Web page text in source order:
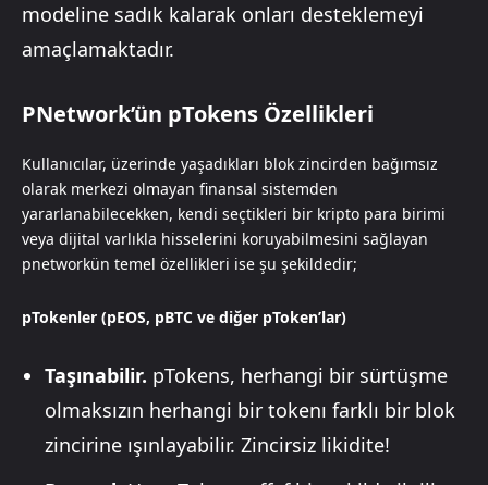
modeline sadık kalarak onları desteklemeyi
amaçlamaktadır.
PNetwork’ün pTokens Özellikleri
Kullanıcılar, üzerinde yaşadıkları blok zincirden bağımsız
olarak merkezi olmayan finansal sistemden
yararlanabilecekken, kendi seçtikleri bir kripto para birimi
veya dijital varlıkla hisselerini koruyabilmesini sağlayan
pnetworkün temel özellikleri ise şu şekildedir;
pTokenler (pEOS, pBTC ve diğer pToken’lar)
Taşınabilir. pTokens, herhangi bir sürtüşme
olmaksızın herhangi bir tokenı farklı bir blok
zincirine ışınlayabilir. Zincirsiz likidite!